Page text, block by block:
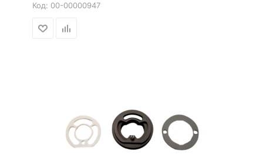
Код: 00-00000947